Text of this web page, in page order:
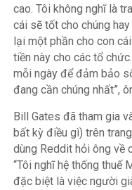
cao. Tôi không nghĩ là
cái sẽ tốt cho chúng
lại một phần cho con
tiền này cho các tổ
mỗi ngày để đảm bảo
đang cần chúng nhất”,
Bill Gates đã tham gia
bất kỳ điều gì) trên
dùng Reddit hỏi ông về
“Tôi nghĩ hệ thống thuế
đặc biệt là việc người